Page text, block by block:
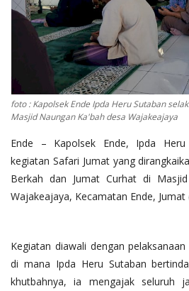
foto : Kapolsek Ende Ipda Heru Sutaban
Masjid Naungan Ka'bah desa Wajakeajaya
Ende – Kapolsek Ende, Ipda Heru
kegiatan Safari Jumat yang
Berkah dan Jumat Curhat di
Wajakeajaya, Kecamatan Ende, Jumat
Kegiatan diawali dengan
di mana Ipda Heru Sutaban
khutbahnya, ia mengajak seluruh